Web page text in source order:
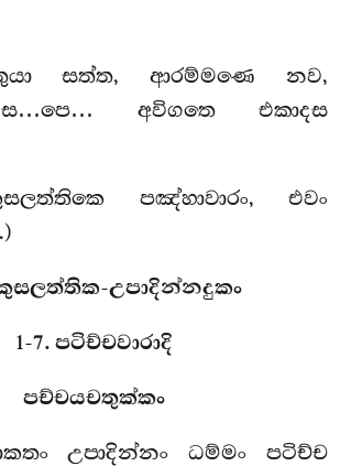
සත්ත, ආරම්මණෙ නව,
අවිගතෙ එකාදස
පඤ්හාවාරං, එවං
කුසලත්තික-උපාදින්නදුකං
1-7. පටිච්චවාරාදි
පච්චයචතුක්කං
උපාදින්නං ධම්මං පටිච්ච